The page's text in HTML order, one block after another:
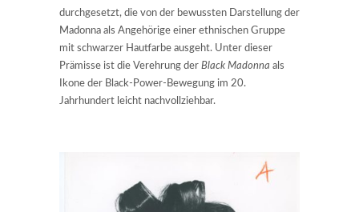
durchgesetzt, die von der bewussten Darstellung der
Madonna als Angehörige einer ethnischen Gruppe
mit schwarzer Hautfarbe ausgeht. Unter dieser
Prämisse ist die Verehrung der Black Madonna als
Ikone der Black-Power-Bewegung im 20.
Jahrhundert leicht nachvollziehbar.